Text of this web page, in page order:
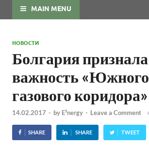
MAIN MENU
НОВОСТИ
Болгария признала
важность «Южного
газового коридора»
14.02.2017 - by E²nergy - Leave a Comment
SHARE SHARE TWEET